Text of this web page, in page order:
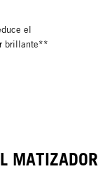
el
brillante**
MATIZADOR